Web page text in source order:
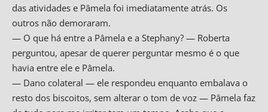
das atividades e Pâmela foi imediatamente atrás. Os
outros não demoraram.
— O que há entre a Pâmela e a Stephany? — Roberta
perguntou, apesar de querer perguntar mesmo é o que
havia entre ele e Pâmela.
— Dano colateral — ele respondeu enquanto embalava o
resto dos biscoitos, sem alterar o tom de voz — Pâmela faz